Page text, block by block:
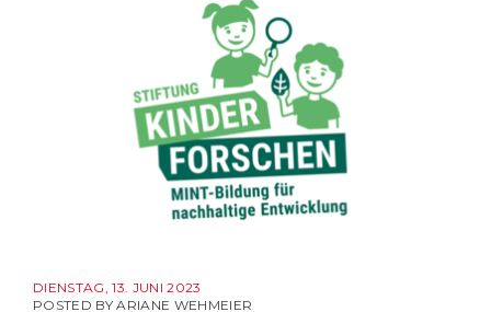
DIENSTAG, 13. JUNI 2023
POSTED BYARIANE WEHMEIER